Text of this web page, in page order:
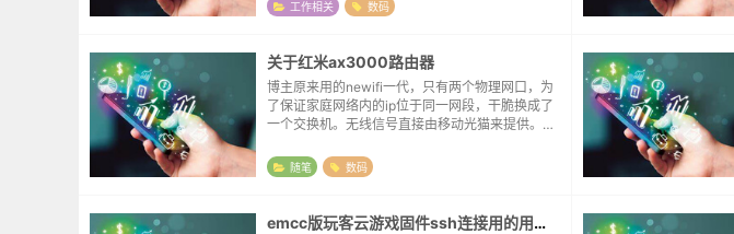
工作相关 数码
关于红米ax3000路由器
博主原来用的newifi一代，只有两个物理网口，为
了保证家庭网络内的ip位于同一网段，干脆换成了
一个交换机。无线信号直接由移动光猫来提供。用
号，但这个设备的穿墙能力较弱，原本newifi信号
满...
随笔 数码
emcc版玩客云游戏固件ssh连接用的用户名与密码